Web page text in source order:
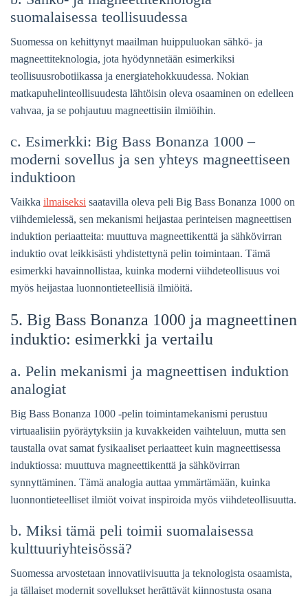
suomalaisessa teollisuudessa
Suomessa on kehittynyt maailman huippuluokan sähkö- ja
magneettiteknologia, jota hyödynnetään esimerkiksi
teollisuusrobotiikassa ja energiatehokkuudessa. Nokian
matkapuhelinteollisuudesta lähtöisin oleva osaaminen on edelleen
vahvaa, ja se pohjautuu magneettisiin ilmiöihin.
c. Esimerkki: Big Bass Bonanza 1000 –
moderni sovellus ja sen yhteys magneettiseen
induktioon
Vaikka ilmaiseksi saatavilla oleva peli Big Bass Bonanza 1000 on
viihdemielessä, sen mekanismi heijastaa perinteisen magneettisen
induktion periaatteita: muuttuva magneettikenttä ja sähkövirran
induktio ovat leikkisästi yhdistettynä pelin toimintaan. Tämä
esimerkki havainnollistaa, kuinka moderni viihdeteollisuus voi
myös heijastaa luonnontieteellisiä ilmiöitä.
5. Big Bass Bonanza 1000 ja magneettinen
induktio: esimerkki ja vertailu
a. Pelin mekanismi ja magneettisen induktion
analogiat
Big Bass Bonanza 1000 -pelin toimintamekanismi perustuu
virtuaalisiin pyöräytyksiin ja kuvakkeiden vaihteluun, mutta sen
taustalla ovat samat fysikaaliset periaatteet kuin magneettisessa
induktiossa: muuttuva magneettikenttä ja sähkövirran
synnyttäminen. Tämä analogia auttaa ymmärtämään, kuinka
luonnontieteelliset ilmiöt voivat inspiroida myös viihdeteollisuutta.
b. Miksi tämä peli toimii suomalaisessa
kulttuuriyhteisössä?
Suomessa arvostetaan innovatiivisuutta ja teknologista osaamista,
ja tällaiset modernit sovellukset herättävät kiinnostusta osana